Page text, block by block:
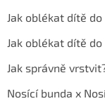
Jak oblékat dítě
Jak oblékat dítě
Jak správně
Nosící bunda x